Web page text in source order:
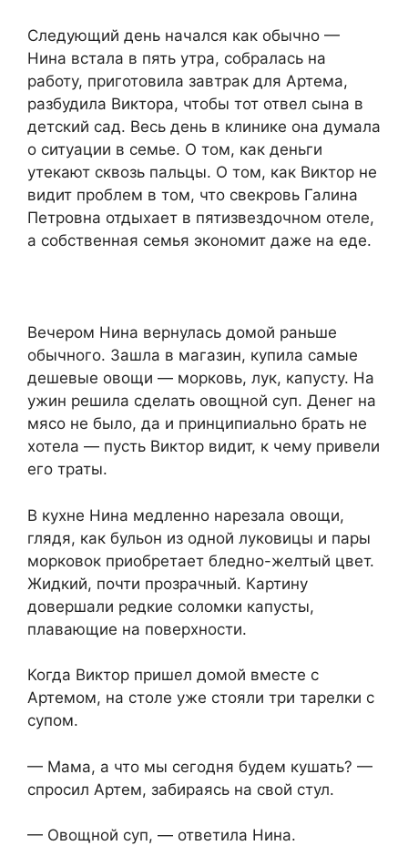
Следующий день начался как обычно —
Нина встала в пять утра, собралась на
работу, приготовила завтрак для Артема,
разбудила Виктора, чтобы тот отвел сына в
детский сад. Весь день в клинике она думала
о ситуации в семье. О том, как деньги
утекают сквозь пальцы. О том, как Виктор не
видит проблем в том, что свекровь Галина
Петровна отдыхает в пятизвездочном отеле,
а собственная семья экономит даже на еде.
Вечером Нина вернулась домой раньше
обычного. Зашла в магазин, купила самые
дешевые овощи — морковь, лук, капусту. На
ужин решила сделать овощной суп. Денег на
мясо не было, да и принципиально брать не
хотела — пусть Виктор видит, к чему привели
его траты.
В кухне Нина медленно нарезала овощи,
глядя, как бульон из одной луковицы и пары
морковок приобретает бледно-желтый цвет.
Жидкий, почти прозрачный. Картину
довершали редкие соломки капусты,
плавающие на поверхности.
Когда Виктор пришел домой вместе с
Артемом, на столе уже стояли три тарелки с
супом.
— Мама, а что мы сегодня будем кушать? —
спросил Артем, забираясь на свой стул.
— Овощной суп, — ответила Нина.